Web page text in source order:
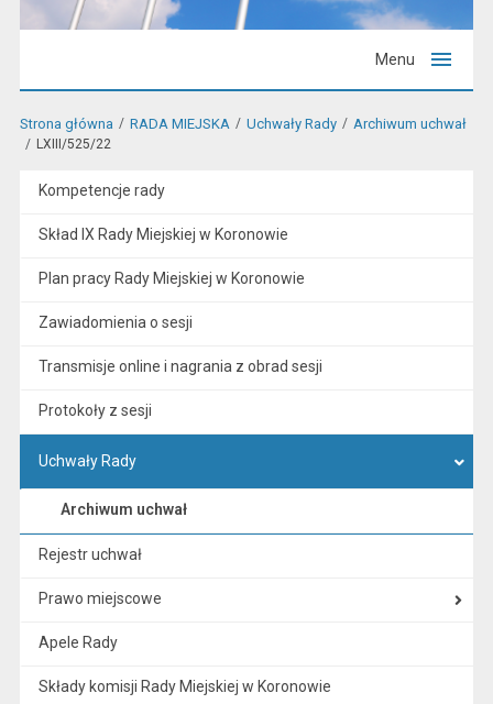
Menu
Strona główna RADA MIEJSKA Uchwały Rady Archiwum uchwał
LXIII/525/22
Kompetencje rady
Skład IX Rady Miejskiej w Koronowie
Plan pracy Rady Miejskiej w Koronowie
Zawiadomienia o sesji
Transmisje online i nagrania z obrad sesji
Protokoły z sesji
Uchwały Rady
Archiwum uchwał
Rejestr uchwał
Prawo miejscowe
Apele Rady
Składy komisji Rady Miejskiej w Koronowie